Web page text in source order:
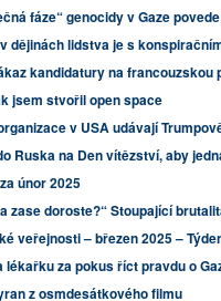
fáze“ genocidy v Gaze
dějinách lidstva je s
kandidatury na francouzskou
jsem stvořil open space
v USA udávají
Ruska na Den vítězství, aby
únor 2025
zase doroste?“ Stoupající
veřejnosti – březen 2025 –
za pokus říct pravdu o
z osmdesátkového filmu